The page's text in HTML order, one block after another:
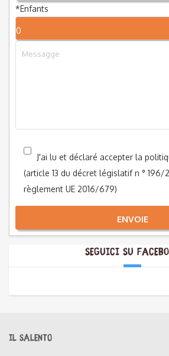
*Enfants
0
J'ai lu et déclaré accepter la
(article 13 du décret législatif n ° 196/
règlement UE 2016/679)
ENVOIE
Seguici su
IL SALENTO